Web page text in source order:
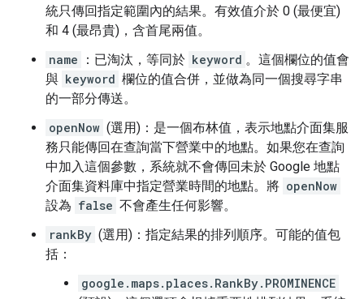
統只傳回指定範圍內的結果。有效值介於 0 (最便宜)
和 4 (最昂貴)，含首尾兩值。
name
：已淘汰，等同於 keyword 。這個欄位的值會
與 keyword 欄位的值合併，並做為同一個搜尋字串
的一部分傳送。
openNow (選用)：是一個布林值，表示地點介面集服
務只能傳回在查詢當下營業中的地點。如果您在查詢
中加入這個參數，系統就不會傳回未於 Google 地點
介面集資料庫中指定營業時間的地點。將 openNow
設為 false 不會產生任何影響。
rankBy (選用)：指定結果的排列順序。可能的值包
括：
google.maps.places.RankBy.PROMINENCE